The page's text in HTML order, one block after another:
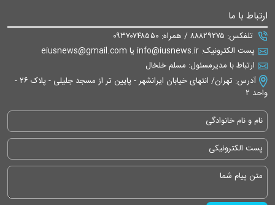
ارتباط با ما
تلفکس: ۸۸۸۲۹۲۷۵ / همراه: ۰۹۳۷۰۷۴۸۵۵۰
پست الکترونیک: info@iusnews.ir یا eiusnews@gmail.com
ارتباط با مدیرمسئول: مسلم خلخال
آدرس: تهران/ انتهای خیابان ایرانشهر - پایین تر از مسجد جلیلی - پلاک ۲۶ -
واحد ۲